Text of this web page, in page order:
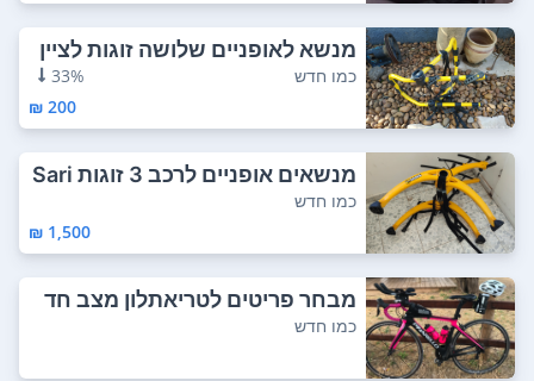
מנשא לאופניים שלושה זוגות לציין
שמדובר ב...
כמו חדש
33%
200 ₪
מנשאים אופניים לרכב 3 זוגות Sari
s Bones ...
כמו חדש
1,500 ₪
מבחר פריטים לטריאתלון מצב חד
ש מבחר גדול...
כמו חדש